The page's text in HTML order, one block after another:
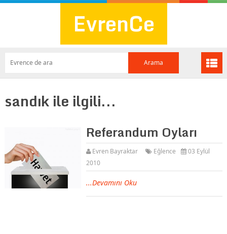
EvrenCe
sandık ile ilgili...
Referandum Oyları
Evren Bayraktar Eğlence
03 Eylül
2010
...Devamını Oku